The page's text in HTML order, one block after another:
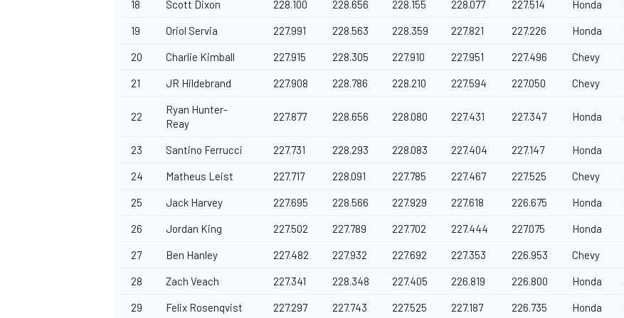
18 Scott Dixon 228.100 228.656 228.155 228.077 227.514 Honda
19 Oriol Servia 227.991 228.563 228.359 227.821 227.226 Honda
20 Charlie Kimball 227.915 228.305 227.910 227.951 227.496 Chevy
21 JR Hildebrand 227.908 228.786 228.210 227.594 227.050 Chevy
22
Ryan Hunter-
Reay
227.877 228.656 228.080 227.431 227.347 Honda
23 Santino Ferrucci 227.731 228.293 228.083 227.404 227.147 Honda
24 Matheus Leist 227.717 228.091 227.785 227.467 227.525 Chevy
25 Jack Harvey 227.695 228.566 227.929 227.618 226.675 Honda
26 Jordan King 227.502 227.789 227.702 227.444 227.075 Honda
27 Ben Hanley 227.482 227.932 227.692 227.353 226.953 Chevy
28 Zach Veach 227.341 228.348 227.405 226.819 226.800 Honda
29 Felix Rosenqvist 227.297 227.743 227.525 227.187 226.735 Honda